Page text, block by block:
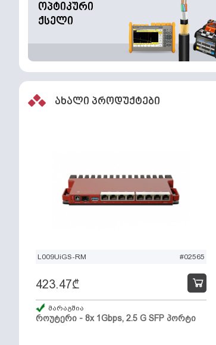
ოპტიკური
ქსელი
ახალი პროდუქტები
L009UiGS-RM #02565
როუტერი - 8x 1Gbps, 2.5 G SFP პორტი
423.47₾
მარაგშია